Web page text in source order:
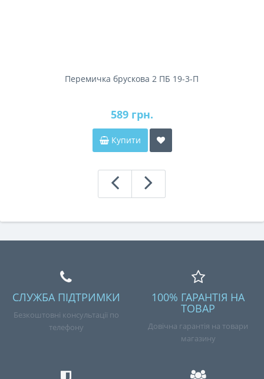
Перемичка брускова 2 ПБ 19-3-П
589 грн.
Купити
СЛУЖБА ПІДТРИМКИ
Безкоштовні консультації по
телефону
100% ГАРАНТІЯ НА
ТОВАР
Довічна гарантія на товари
магазину